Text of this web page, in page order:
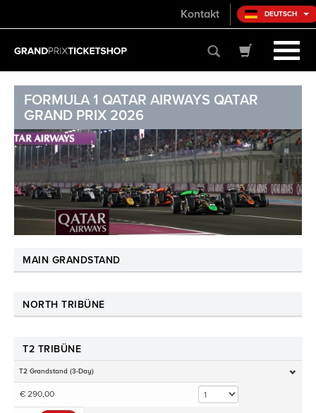
Kontakt DEUTSCH
FORMULA 1 QATAR AIRWAYS QATAR
GRAND PRIX 2026
MAIN GRANDSTAND
NORTH TRIBÜNE
T2 TRIBÜNE
T2 Grandstand (3-Day)
€ 290,00